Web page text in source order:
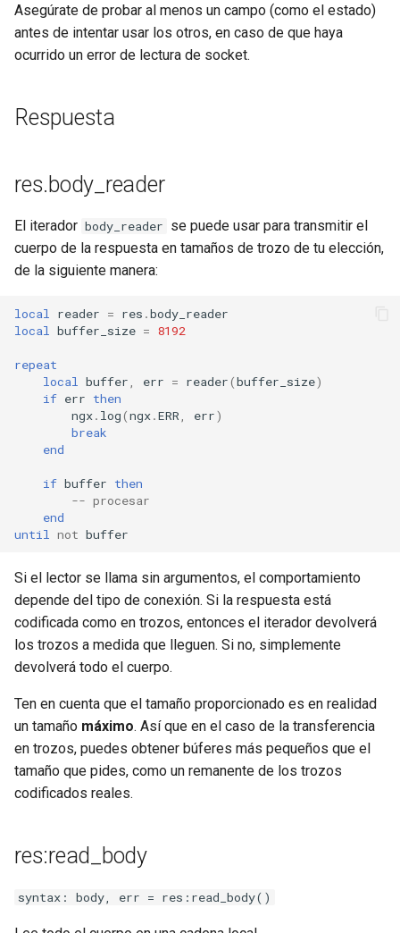
Asegúrate de probar al menos un campo (como el estado)
antes de intentar usar los otros, en caso de que haya
ocurrido un error de lectura de socket.
Respuesta
res.body_reader
El iterador body_reader se puede usar para transmitir el
cuerpo de la respuesta en tamaños de trozo de tu elección,
de la siguiente manera:
local reader = res .body_reader
local
buffer_size = 8192
repeat
local
buffer err = reader(buffer_size)
if err then
ngx. log(ngx.ERR err)
break
end
if buffer then
-- procesar
end
until
not buffer
Si el lector se llama sin argumentos, el comportamiento
depende del tipo de conexión. Si la respuesta está
codificada como en trozos, entonces el iterador devolverá
los trozos a medida que lleguen. Si no, simplemente
devolverá todo el cuerpo.
Ten en cuenta que el tamaño proporcionado es en realidad
un tamaño máximo. Así que en el caso de la transferencia
en trozos, puedes obtener búferes más pequeños que el
tamaño que pides, como un remanente de los trozos
codificados reales.
res:read_body
syntax: body, err = res:read_body()